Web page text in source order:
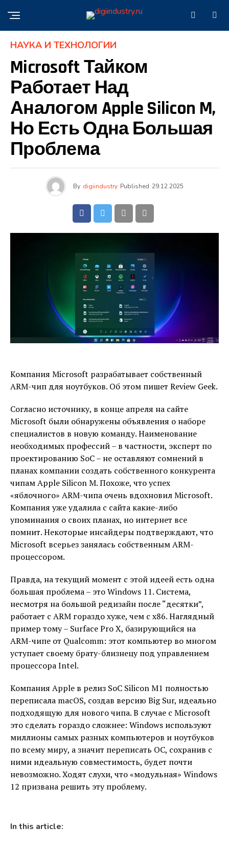
НАУКА И ТЕХНОЛОГИИ
Microsoft Тайком
Работает Над
Аналогом Apple Silicon M,
Но Есть Одна Большая
Проблема
By digiindustry Published 29.12.2025
Компания Microsoft разрабатывает собственный
ARM-чип для ноутбуков. Об этом пишет Review Geek.
Согласно источнику, в конце апреля на сайте
Microsoft были обнаружены объявления о наборе
специалистов в новую команду. Наименование
необходимых профессий – в частности, эксперт по
проектированию SoC – не оставляют сомнений в
планах компании создать собственного конкурента
чипам Apple Silicon M. Похоже, что успех
«яблочного» ARM-чипа очень вдохновил Microsoft.
Компания уже удалила с сайта какие-либо
упоминания о своих планах, но интернет все
помнит. Некоторые инсайдеры подтверждают, что
Microsoft всерьез занялась собственным ARM-
процессором.
Правда, на текущий момент с этой идеей есть одна
большая проблема – это Windows 11. Система,
несмотря на большой редизайн после “десятки”,
работает с ARM гораздо хуже, чем с x86. Наглядный
пример тому – Surface Pro X, базирующийся на
ARM-чипе от Qualcomm: этот компьютер во многом
уступает своему брату-близнецу под управлением
процессора Intel.
Компания Apple в релиз SoC Silicon M1 полностью
переписала macOS, создав версию Big Sur, идеально
подходящую для нового чипа. В случае с Microsoft
это сделать гораздо сложнее: Windows используют
миллионы самых разных компьютеров и ноутбуков
по всему миру, а значит переписать ОС, сохранив с
ними идеальную совместимость, будет почти
невозможно. Ходят слухи, что «модульная» Windows
12 призвана решить эту проблему.
In this article: